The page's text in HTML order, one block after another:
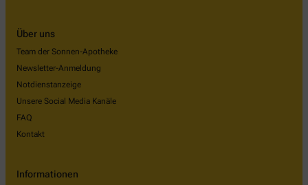
Über uns
Team der Sonnen-Apotheke
Newsletter-Anmeldung
Notdienstanzeige
Unsere Social Media Kanäle
FAQ
Kontakt
Informationen